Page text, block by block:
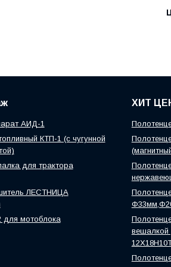
АИД-1
КТП-1 (с чугунной
для трактора
ЛЕСТНИЦА
для мотоблока
ХИТ
вешалкой